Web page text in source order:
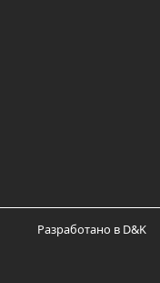
Разработано в D&K